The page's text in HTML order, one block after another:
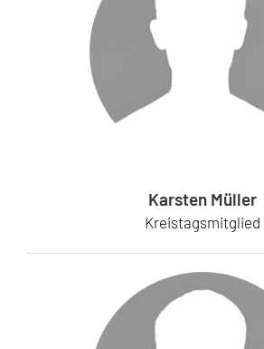
Karsten Müller
Kreistagsmitglied